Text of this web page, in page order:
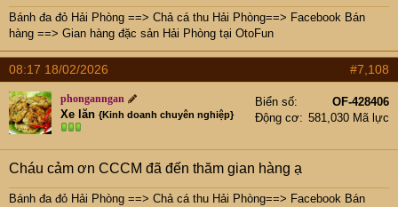
Bánh đa đỏ Hải Phòng ==> Chả cá thu Hải Phòng==> Facebook Bán
hàng ==> Gian hàng đặc sản Hải Phòng tại OtoFun
08:17 18/02/2026 #7,108
phonganngan
Xe lăn {Kinh doanh chuyên nghiệp}
Biển số
OF-428406
Động cơ
581,030 Mã lực
Cháu cảm ơn CCCM đã đến thăm gian hàng ạ
Bánh đa đỏ Hải Phòng ==> Chả cá thu Hải Phòng==> Facebook Bán